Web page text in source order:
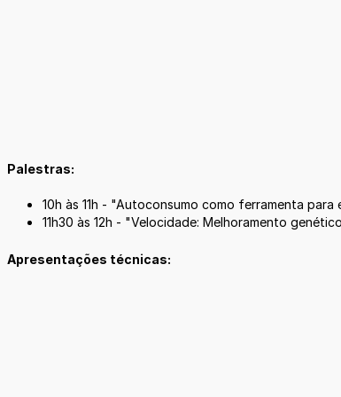
Palestras:
10h às 11h - "Autoconsumo como ferramenta
11h30 às 12h - "Velocidade: Melhoramento
Apresentações técnicas: